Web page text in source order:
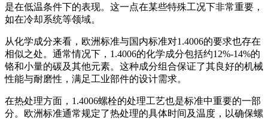
是在低温条件下的表现。这一点在某些特殊工况下非常重要，
如在冷却系统等领域。
从化学成分来看，欧洲标准与国内标准对1.4006的要求也存在
相似之处。通常情况下，1.4006的化学成分包括约12%-14%的
铬和小量的碳及其他元素。这种成分组合保证了其良好的机械
性能与耐磨性，满足工业部件的设计需求。
在热处理方面，1.4006螺栓的处理工艺也是标准中重要的一部
分。欧洲标准通常规定了热处理的具体时间及温度，以确保螺